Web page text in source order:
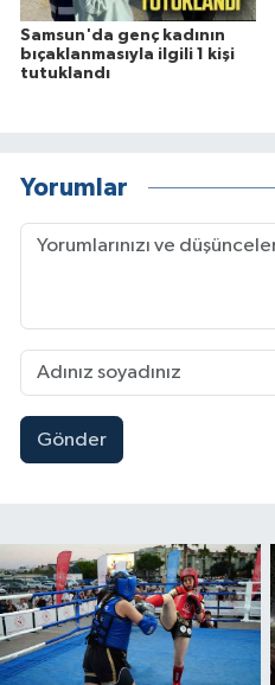
Samsun'da genç kadının
bıçaklanmasıyla ilgili 1 kişi
tutuklandı
Yorumlar
Gönder